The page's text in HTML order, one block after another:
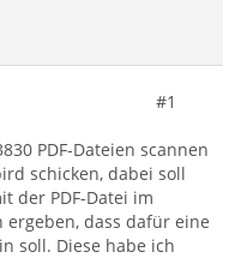
#1
PDF-Dateien scannen
schicken, dabei soll
der PDF-Datei im
ergeben, dass dafür eine
soll. Diese habe ich